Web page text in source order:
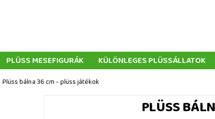
PLÜSS MESEFIGURÁK KÜLÖNLEGES PLÜSSÁLLATOK
ÜZLETI FELTÉTELEK
Plüss bálna 36 cm - plüss játékok
PLÜSS